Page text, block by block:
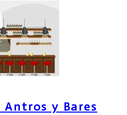
Antros y Bares